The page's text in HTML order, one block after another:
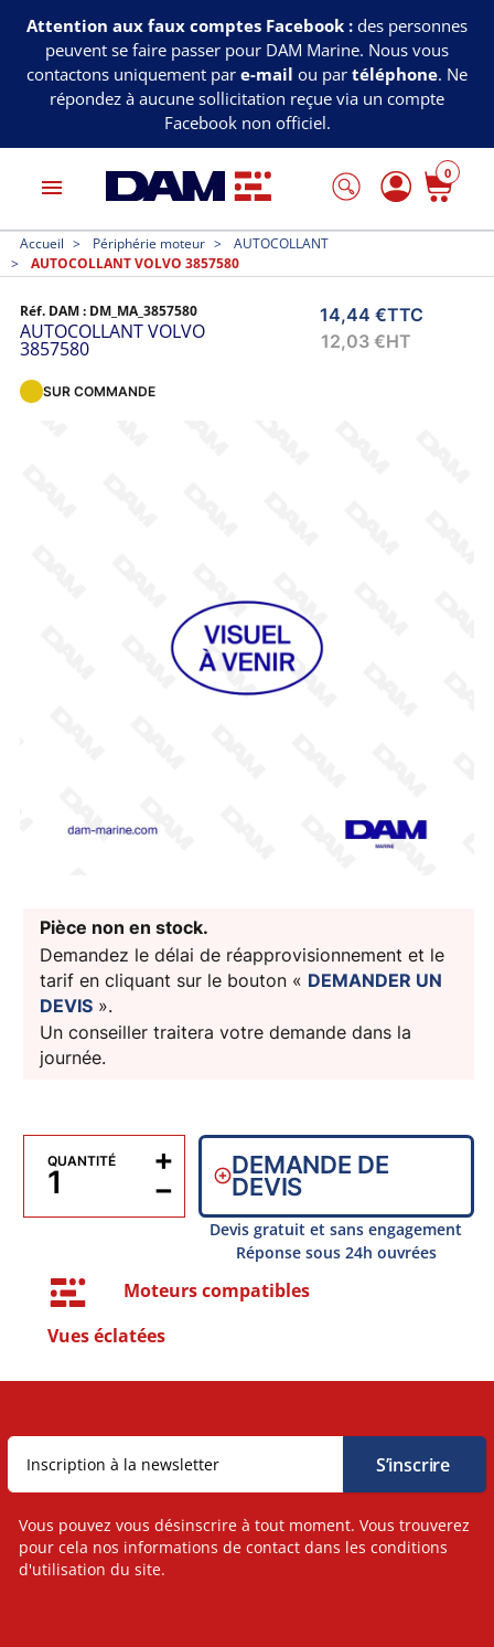
Attention aux faux comptes Facebook : des personnes
peuvent se faire passer pour DAM Marine. Nous vous
contactons uniquement par e-mail ou par téléphone. Ne
répondez à aucune sollicitation reçue via un compte
Facebook non officiel.
menu
0
Accueil Périphérie moteur
AUTOCOLLANT
AUTOCOLLANT VOLVO 3857580
Réf. DAM : DM_MA_3857580
AUTOCOLLANT VOLVO
3857580
14,44 €TTC
12,03 €HT
SUR COMMANDE
Pièce non en stock.
Demandez le délai de réapprovisionnement et le
tarif en cliquant sur le bouton « DEMANDER UN
DEVIS».
Un conseiller traitera votre demande dans la
journée.
QUANTITÉ
−
+ DEMANDE DE
DEVIS
Devis gratuit et sans engagement
Réponse sous 24h ouvrées
Moteurs compatibles
Vues éclatées
Vous pouvez vous désinscrire à tout moment. Vous trouverez
pour cela nos informations de contact dans les conditions
d'utilisation du site.